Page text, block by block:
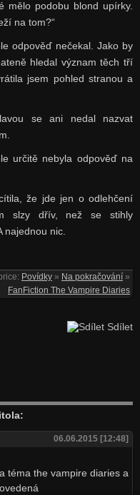
mělo podobu blond upírky.
na tom?“
odpověď nečekal. Jako by
hledal význam těch tří
jsem pohled stranou a
se ani nedal nazvat
určitě nebyla odpověď na
že jde jen o odlehčení
slzy dřív, než se stihly
najednou nic.
Povídky » Na pokračování »
FanFiction The Vampire Diaries
Sdílet
06.06.2015 [12:48]
téma the vampire diaries a